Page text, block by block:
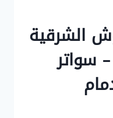
الشرقية
ت: 0507290561 – سواتر